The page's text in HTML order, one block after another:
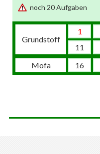
noch 20 Aufgaben
Grundstoff
1
11
Mofa
16